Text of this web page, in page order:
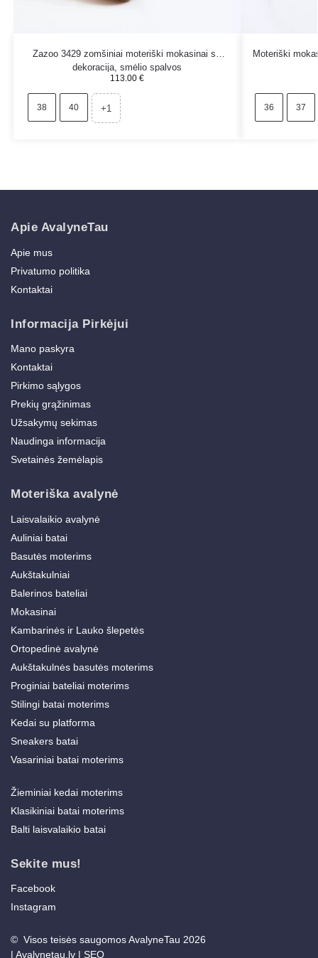
Zazoo 3429 zomšiniai moteriški mokasinai su
dekoracija, smėlio spalvos
113.00 €
38 40 +1
Moteriški
36 37
Apie AvalyneTau
Apie mus
Privatumo politika
Kontaktai
Informacija Pirkėjui
Mano paskyra
Kontaktai
Pirkimo sąlygos
Prekių grąžinimas
Užsakymų sekimas
Naudinga informacija
Svetainės žemėlapis
Moteriška avalynė
Laisvalaikio avalynė
Auliniai batai
Basutės moterims
Aukštakulniai
Balerinos bateliai
Mokasinai
Kambarinės ir Lauko šlepetės
Ortopedinė avalynė
Aukštakulnės basutės moterims
Proginiai bateliai moterims
Stilingi batai moterims
Kedai su platforma
Sneakers batai
Vasariniai batai moterims
Žieminiai kedai moterims
Klasikiniai batai moterims
Balti laisvalaikio batai
Sekite mus!
Facebook
Instagram
© Visos teisės saugomos AvalyneTau 2026
| Avalynetau.lv | SEO